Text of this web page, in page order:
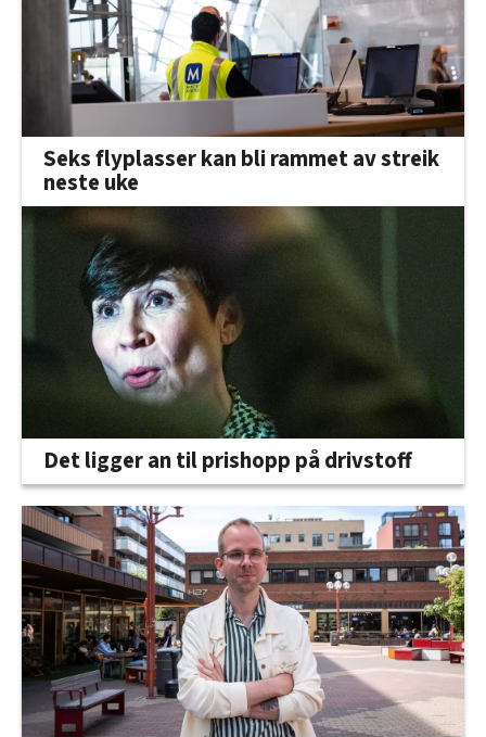
Seks flyplasser kan bli rammet av streik
neste uke
Det ligger an til prishopp på drivstoff